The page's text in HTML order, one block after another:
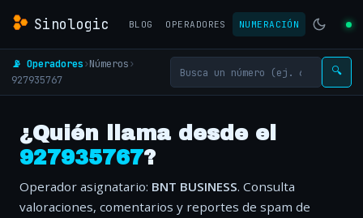
Sinologic BLOG OPERADORES NUMERACIÓN
📡 Operadores›Números›
927935767
🔍
¿Quién llama desde el
927935767?
Operador asignatario: BNT BUSINESS. Consulta
valoraciones, comentarios y reportes de spam de